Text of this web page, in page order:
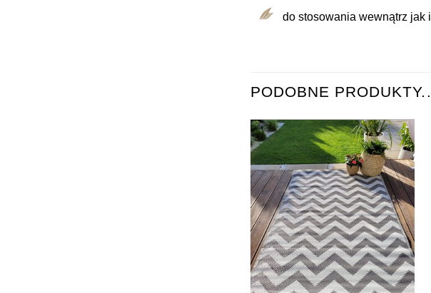
do stosowania wewnątrz jak
PODOBNE